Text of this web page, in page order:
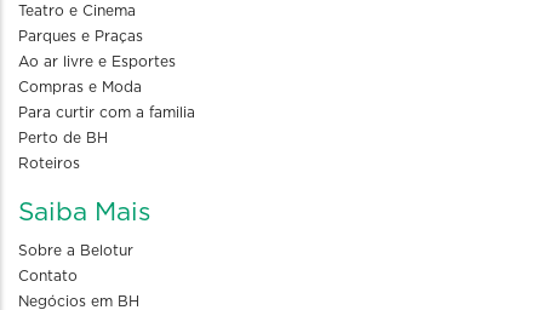
Teatro e Cinema
Parques e Praças
Ao ar livre e Esportes
Compras e Moda
Para curtir com a familia
Perto de BH
Roteiros
Saiba Mais
Sobre a Belotur
Contato
Negócios em BH